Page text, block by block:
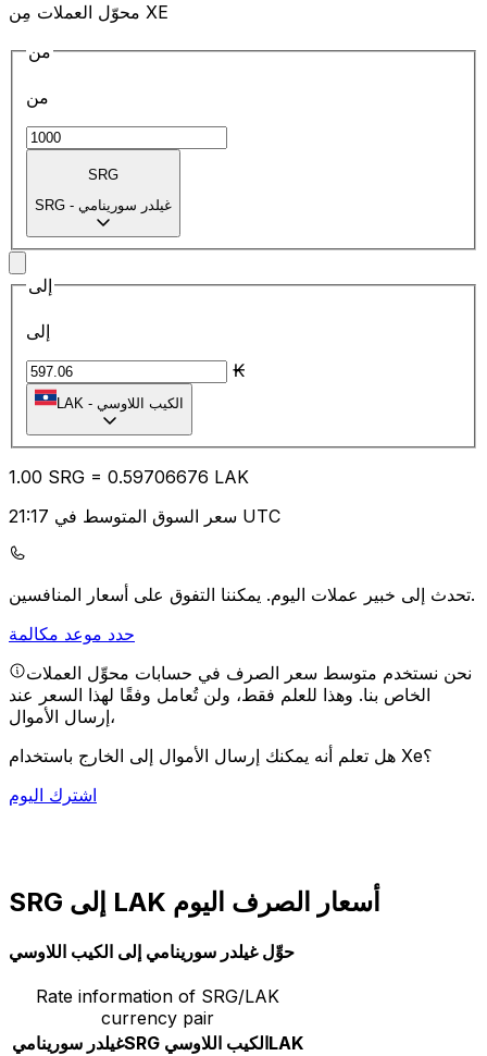
محوّل العملات مِن XE
من
من
SRG
SRG - غيلدر سورينامي
إلى
إلى
₭
LAK - الكيب اللاوسي
1.00 SRG = 0.59706676 LAK
سعر السوق المتوسط في 21:17 UTC
تحدث إلى خبير عملات اليوم.يمكننا التفوق على أسعار المنافسين.
حدد موعد مكالمة
نحن نستخدم متوسط سعر الصرف في حسابات محوِّل العملات
الخاص بنا. وهذا للعلم فقط، ولن تُعامل وفقًا لهذا السعر عند
إرسال الأموال،
هل تعلم أنه يمكنك إرسال الأموال إلى الخارج باستخدام Xe؟
اشترك اليوم
SRG إلى LAK أسعار الصرف اليوم
حوِّل غيلدر سورينامي إلى الكيب اللاوسي
Rate information of SRG/LAK
currency pair
غيلدر سوريناميSRG الكيب اللاوسيLAK